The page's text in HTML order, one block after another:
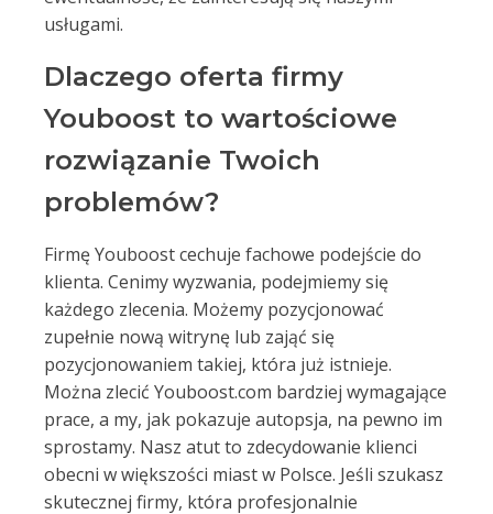
usługami.
Dlaczego oferta firmy
Youboost to wartościowe
rozwiązanie Twoich
problemów?
Firmę Youboost cechuje fachowe podejście do
klienta. Cenimy wyzwania, podejmiemy się
każdego zlecenia. Możemy pozycjonować
zupełnie nową witrynę lub zająć się
pozycjonowaniem takiej, która już istnieje.
Można zlecić Youboost.com bardziej wymagające
prace, a my, jak pokazuje autopsja, na pewno im
sprostamy. Nasz atut to zdecydowanie klienci
obecni w większości miast w Polsce. Jeśli szukasz
skutecznej firmy, która profesjonalnie